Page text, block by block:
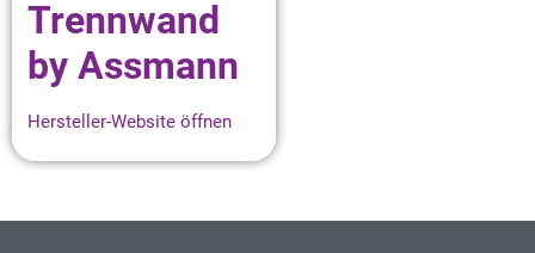
Trennwand
by Assmann
Hersteller-Website öffnen